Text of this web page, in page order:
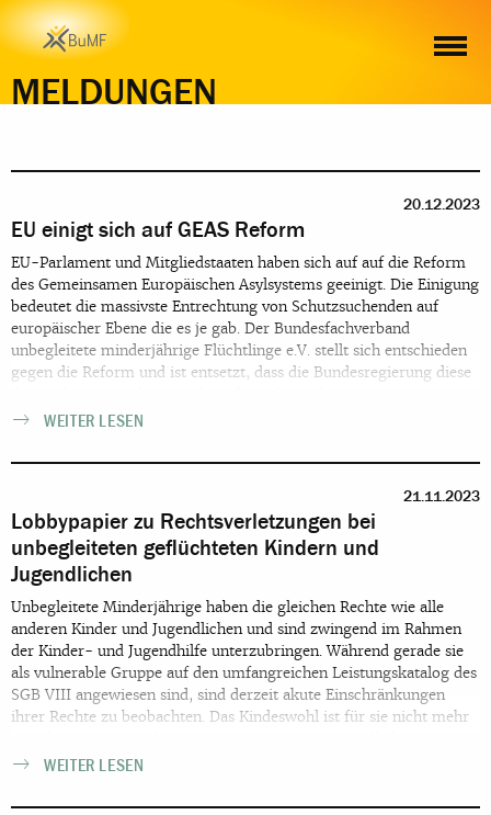
MELDUNGEN
20.12.2023
EU einigt sich auf GEAS Reform
EU-Parlament und Mitgliedstaaten haben sich auf auf die Reform
des Gemeinsamen Europäischen Asylsystems geeinigt. Die Einigung
bedeutet die massivste Entrechtung von Schutzsuchenden auf
europäischer Ebene die es je gab. Der Bundesfachverband
unbegleitete minderjährige Flüchtlinge e.V. stellt sich entschieden
gegen die Reform und ist entsetzt, dass die Bundesregierung diese
WEITER LESEN
21.11.2023
Lobbypapier zu Rechtsverletzungen bei
unbegleiteten geflüchteten Kindern und
Jugendlichen
Unbegleitete Minderjährige haben die gleichen Rechte wie alle
anderen Kinder und Jugendlichen und sind zwingend im Rahmen
der Kinder- und Jugendhilfe unterzubringen. Während gerade sie
als vulnerable Gruppe auf den umfangreichen Leistungskatalog des
SGB VIII angewiesen sind, sind derzeit akute Einschränkungen
ihrer Rechte zu beobachten. Das Kindeswohl ist für sie nicht mehr
Rechtsverletzungen in Kürze dargestellt. Die unterzeichnenden
die Kommunen dazu auf, dafür zu sorgen, dass diese und weitere
WEITER LESEN